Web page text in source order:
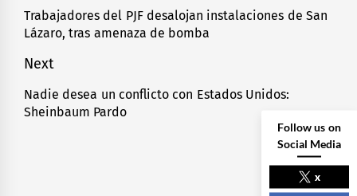
de
entradas
Previous
post:
Trabajadores del PJF desalojan instalaciones de San
Lázaro, tras amenaza de bomba
Next
Next
post:
Nadie desea un conflicto con Estados Unidos:
Sheinbaum Pardo
Follow us on
Social Media
x